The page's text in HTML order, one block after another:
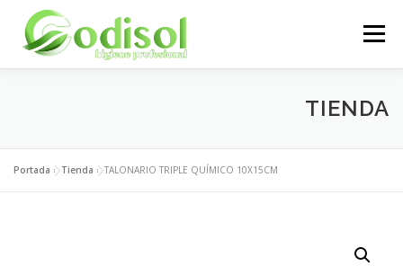
contenido
Menú
ÁREA CLIENTES CONTACTO
TIENDA
Portada »Tienda »TALONARIO TRIPLE QUÍMICO 10X15CM